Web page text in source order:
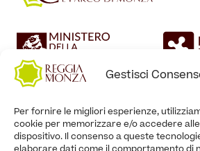
Gestisci
Per fornire le migliori esperienze,
cookie per memorizzare e/o accedere
dispositivo. Il consenso a queste